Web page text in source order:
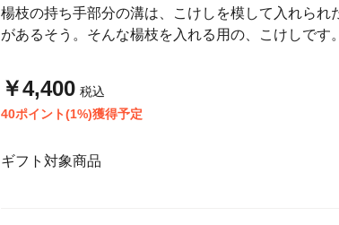
楊枝の持ち手部分の溝は、こけしを模して入れられ
があるそう。そんな楊枝を入れる用の、こけしです。
￥4,400 税込
40ポイント(1%)獲得予定
ギフト対象商品